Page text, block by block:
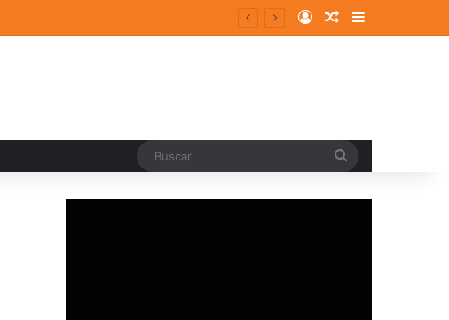
Log InRandom Article
Sidebar